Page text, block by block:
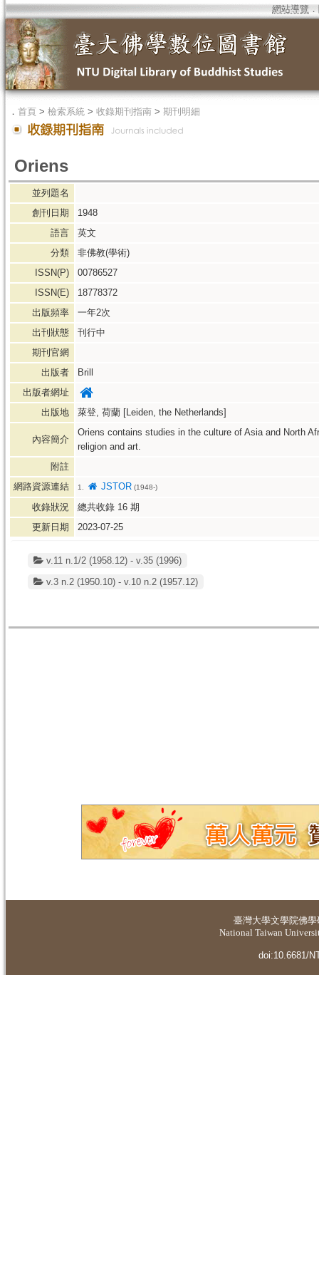
網站導覽 ．
． 首頁 > 檢索系統 > 收錄期刊指南 > 期刊明細
Oriens
並列題名
創刊日期
1948
語言
英文
分類
非佛教(學術)
ISSN(P)
00786527
ISSN(E)
18778372
出版頻率
一年2次
出刊狀態
刊行中
期刊官網
出版者
Brill
出版者網址
出版地
萊登, 荷蘭 [Leiden, the Netherlands]
內容簡介
Oriens contains studies in the culture of Asia and North
religion and art.
附註
網路資源連結
1. JSTOR (1948-)
收錄狀況 總共收錄 16 期
更新日期
2023-07-25
v.11 n.1/2 (1958.12) - v.35 (1996)
v.3 n.2 (1950.10) - v.10 n.2 (1957.12)
臺灣大學文學院佛
National Taiwan
doi:10.6681/